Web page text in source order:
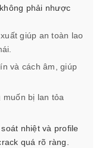
phải nhược
giúp an toàn lao
và cách âm, giúp
muốn bị lan tỏa
nhiệt và profile
quá rõ ràng.